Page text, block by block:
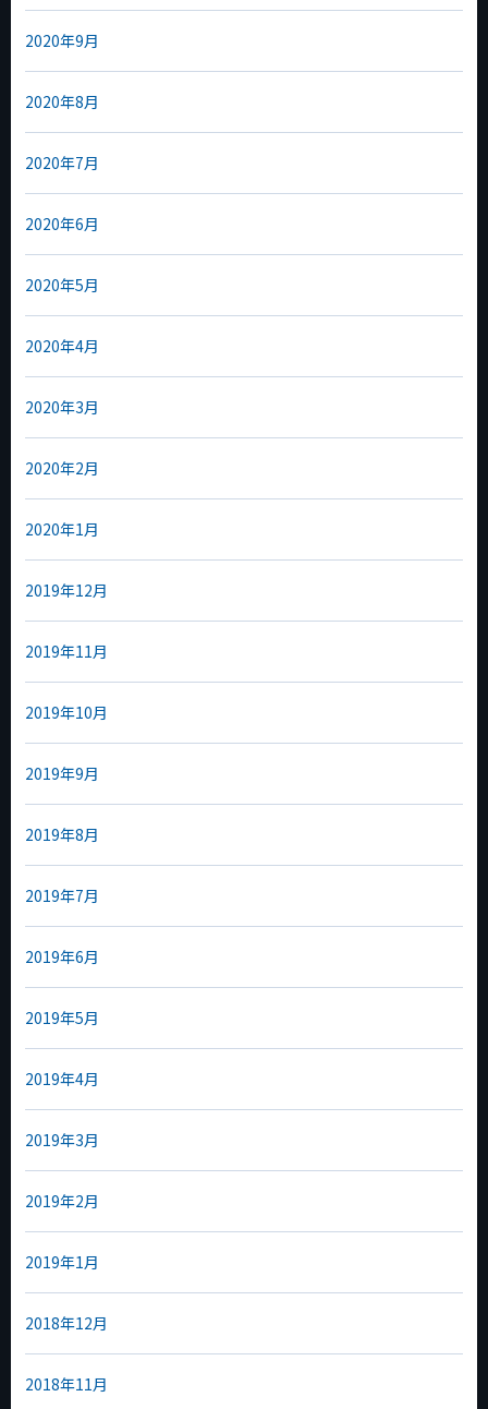
2020年9月
2020年8月
2020年7月
2020年6月
2020年5月
2020年4月
2020年3月
2020年2月
2020年1月
2019年12月
2019年11月
2019年10月
2019年9月
2019年8月
2019年7月
2019年6月
2019年5月
2019年4月
2019年3月
2019年2月
2019年1月
2018年12月
2018年11月